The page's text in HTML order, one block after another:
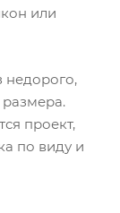
или
недорого,
проект,
по виду и